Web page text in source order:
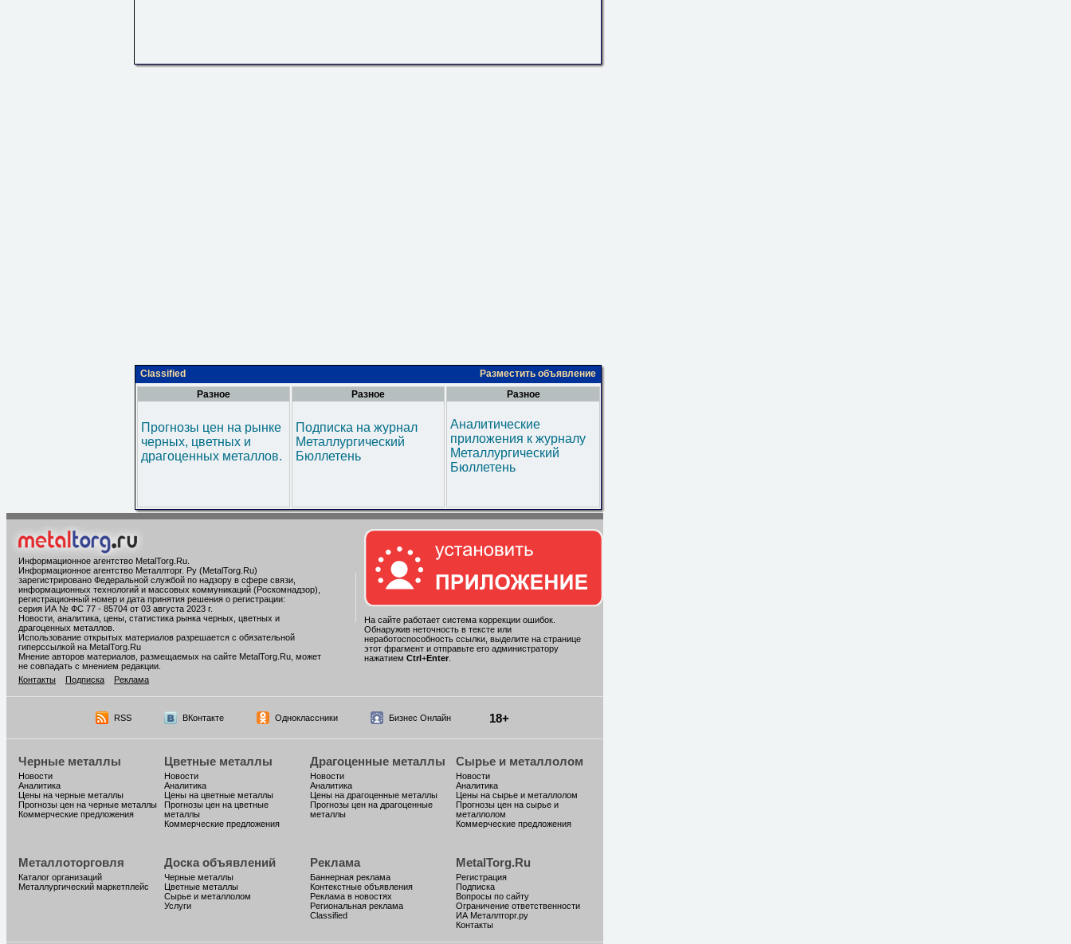
Classified
Разместить объявление
Разное
Прогнозы цен на рынке
черных, цветных и
драгоценных металлов.
Разное
Подписка на журнал
Металлургический
Бюллетень
Разное
Аналитические
приложения к журналу
Металлургический
Бюллетень
Информационное агентство MetalTorg.Ru
Информационное агентство Металлторг. Ру (MetalTorg.Ru)
зарегистрировано Федеральной службой по надзору в сфере связи,
информационных технологий и массовых коммуникаций (Роскомнадзор),
регистрационный номер и дата принятия решения о регистрации:
серия ИА № ФС 77 - 85704 от 03 августа 2023 г.
Новости, аналитика, цены, статистика рынка черных, цветных и
драгоценных металлов.
Использование открытых материалов разрешается с обязательной
гиперссылкой на MetalTorg.Ru
Мнение авторов материалов, размещаемых на сайте MetalTorg.Ru, может
не совпадать с мнением редакции.
Контакты
Подписка Реклама
На сайте работает система коррекции ошибок.
Обнаружив неточность в тексте или
неработоспособность ссылки, выделите на странице
этот фрагмент и отправьте его администратору
нажатием Ctrl +Enter.
RSS ВКонтакте Одноклассники Бизнес Онлайн 18+
Черные металлы
Новости
Аналитика
Цены на черные металлы
Прогнозы цен на черные металлы
Коммерческие предложения
Цветные металлы
Новости
Аналитика
Цены на цветные металлы
Прогнозы цен на цветные
металлы
Коммерческие предложения
Драгоценные металлы
Новости
Аналитика
Цены на драгоценные металлы
Прогнозы цен на драгоценные
металлы
Сырье и металлолом
Новости
Аналитика
Цены на сырье и металлолом
Прогнозы цен на сырье и
металлолом
Коммерческие предложения
Металлоторговля
Каталог организаций
Металлургический маркетплейс
Доска объявлений
Черные металлы
Цветные металлы
Сырье и металлолом
Услуги
Реклама
Баннерная реклама
Контекстные объявления
Реклама в новостях
Региональная реклама
Classified
MetalTorg.Ru
Регистрация
Подписка
Вопросы по сайту
Ограничение ответственности
ИА Металлторг.ру
Контакты